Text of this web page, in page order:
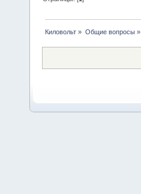
Киловольт » Общие вопросы»